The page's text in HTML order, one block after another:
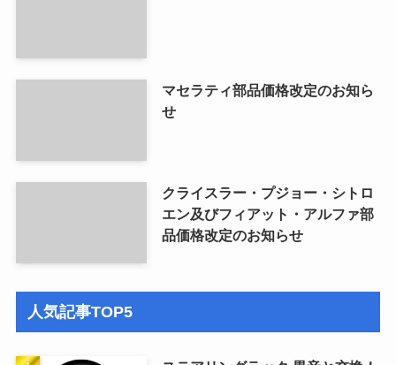
マセラティ部品価格改定のお知ら
せ
クライスラー・プジョー・シトロ
エン及びフィアット・アルファ部
品価格改定のお知らせ
人気記事TOP5